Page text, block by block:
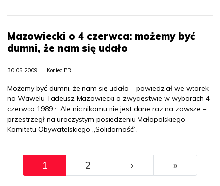
Mazowiecki o 4 czerwca: możemy być
dumni, że nam się udało
30.05.2009 Koniec PRL
Możemy być dumni, że nam się udało – powiedział we wtorek
na Wawelu Tadeusz Mazowiecki o zwycięstwie w wyborach 4
czerwca 1989 r. Ale nic nikomu nie jest dane raz na zawsze –
przestrzegł na uroczystym posiedzeniu Małopolskiego
Komitetu Obywatelskiego „Solidarność”.
Pagination
1 2 ››› »Ostatni